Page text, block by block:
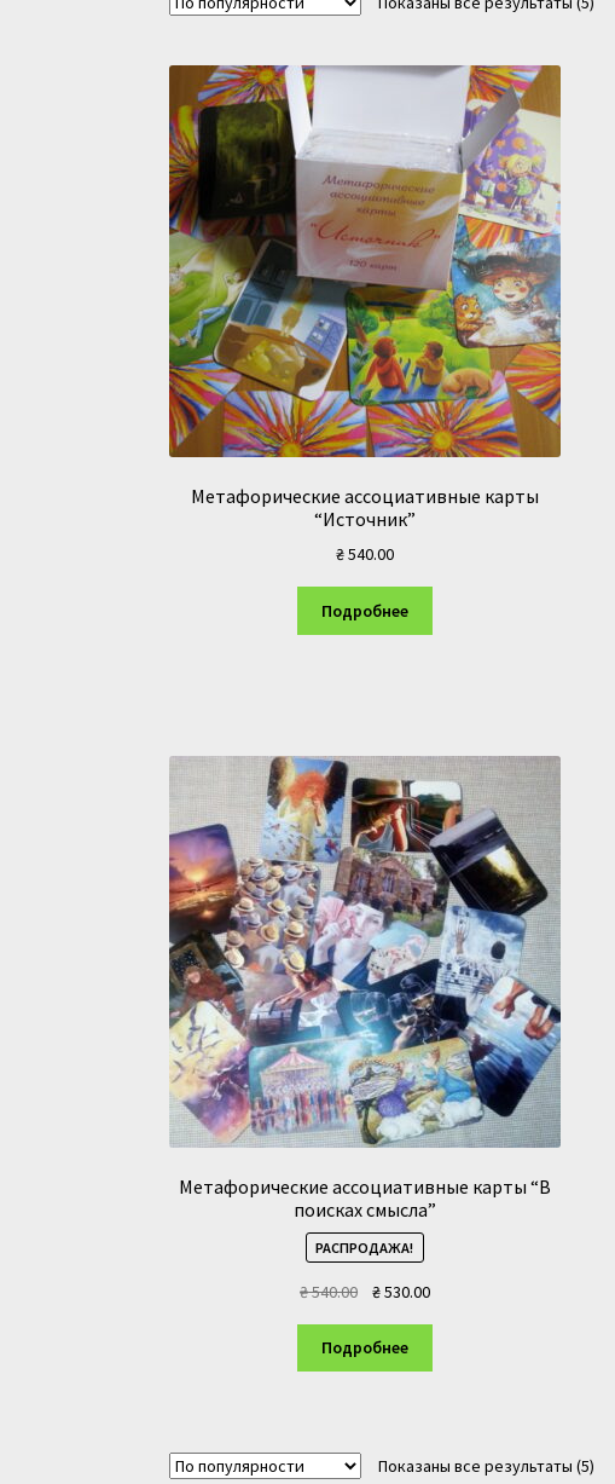
Метафорические ассоциативные карты
“Источник”
₴540.00
Подробнее
Метафорические ассоциативные карты “В
поисках смысла”
РАСПРОДАЖА!
₴540.00
Первоначальная
составляла
₴ 540.00.
₴530.00Текущая
Подробнее
Показаны все результаты (5)